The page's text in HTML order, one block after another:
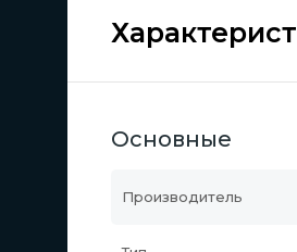
Основные
Производитель